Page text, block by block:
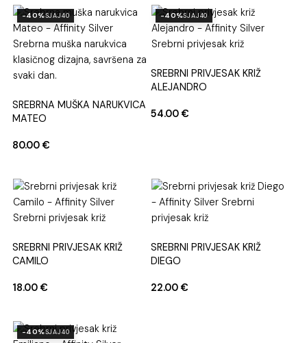
SREBRNA MUŠKA NARUKVICA
MATEO
80.00€
-40%SJAJ40
SREBRNI PRIVJESAK KRIŽ
ALEJANDRO
54.00€
-40%SJAJ40
SREBRNI PRIVJESAK KRIŽ
CAMILO
18.00€
SREBRNI PRIVJESAK KRIŽ
DIEGO
22.00€
-40%SJAJ40